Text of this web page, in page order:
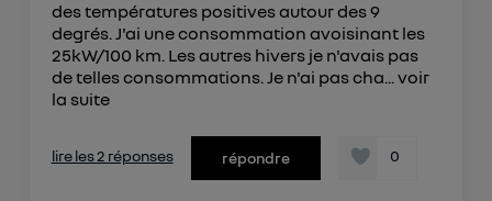
des températures positives autour des 9
degrés. J'ai une consommation avoisinant les
25kW/100 km. Les autres hivers je n'avais pas
de telles consommations. Je n'ai pas cha... voir
la suite
lire les 2 réponses répondre 0
Elle utilise un identifiant créé par votre opérateur
télécom basé sur votre adresse IP et une référence
de votre contrat internet (ex : votre numéro de
téléphone).
internet. Ainsi, toutes les personnes utilisant la
même connexion et ayant consenties se verront